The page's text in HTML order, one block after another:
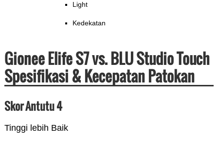
Light
Kedekatan
Gionee Elife S7 vs. BLU Studio Touch
Spesifikasi & Kecepatan Patokan
Skor Antutu 4
Tinggi lebih Baik